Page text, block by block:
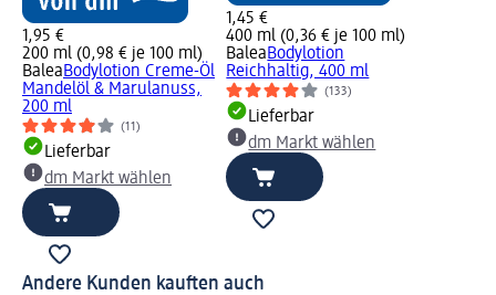
1,95 €
200 ml (0,98 € je 100 ml)
BaleaBodylotion Creme-Öl
Mandelöl & Marulanuss,
200 ml
(11)
Lieferbar
dm Markt wählen
1,45 €
400 ml (0,36 € je 100 ml)
BaleaBodylotion
Reichhaltig, 400 ml
(133)
Lieferbar
dm Markt wählen
Andere Kunden kauften auch